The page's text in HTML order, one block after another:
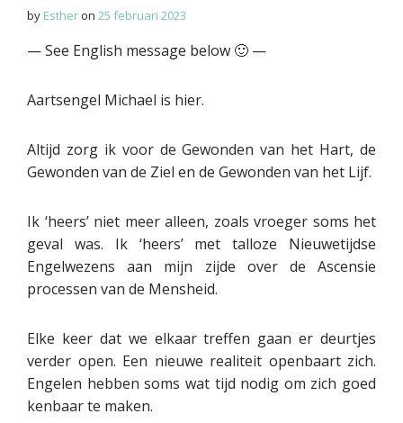
by Estheron 25 februari 2023
— See English message below 🙂 —
Aartsengel Michael is hier.
Altijd zorg ik voor de Gewonden van het Hart, de
Gewonden van de Ziel en de Gewonden van het Lijf.
Ik ‘heers’ niet meer alleen, zoals vroeger soms het
geval was. Ik ‘heers’ met talloze Nieuwetijdse
Engelwezens aan mijn zijde over de Ascensie
processen van de Mensheid.
Elke keer dat we elkaar treffen gaan er deurtjes
verder open. Een nieuwe realiteit openbaart zich.
Engelen hebben soms wat tijd nodig om zich goed
kenbaar te maken.